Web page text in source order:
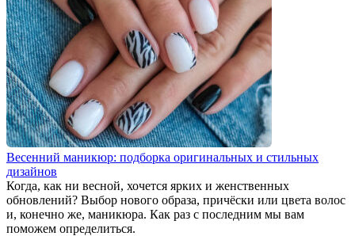
Весенний маникюр: подборка оригинальных и стильных
дизайнов
Когда, как ни весной, хочется ярких и женственных
обновлений? Выбор нового образа, причёски или цвета волос
и, конечно же, маникюра. Как раз с последним мы вам
поможем определиться.